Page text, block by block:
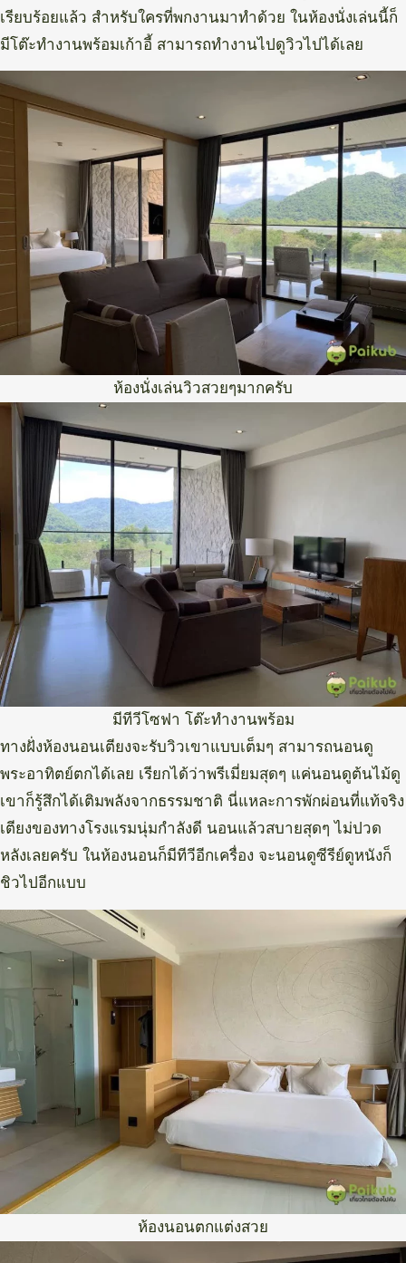
เรียบร้อยแล้ว สำหรับใครที่พกงานมาทำด้วย ในห้องนั่งเล่นนี้ก็
มีโต๊ะทำงานพร้อมเก้าอี้ สามารถทำงานไปดูวิวไปได้เลย
ห้องนั่งเล่นวิวสวยๆมากครับ
มีทีวีโซฟา โต๊ะทำงานพร้อม
ทางฝั่งห้องนอนเตียงจะรับวิวเขาแบบเต็มๆ สามารถนอนดู
พระอาทิตย์ตกได้เลย เรียกได้ว่าพรีเมี่ยมสุดๆ แค่นอนดูต้นไม้ดู
เขาก็รู้สึกได้เติมพลังจากธรรมชาติ นี่แหละการพักผ่อนที่แท้จริง
เตียงของทางโรงแรมนุ่มกำลังดี นอนแล้วสบายสุดๆ ไม่ปวด
หลังเลยครับ ในห้องนอนก็มีทีวีอีกเครื่อง จะนอนดูซีรีย์ดูหนังก็
ชิวไปอีกแบบ
ห้องนอนตกแต่งสวย